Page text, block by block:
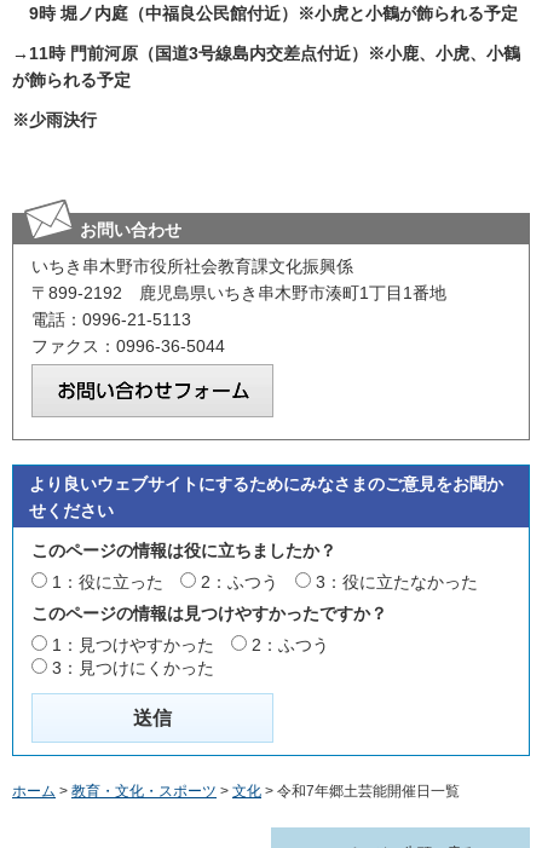
9時 堀ノ内庭（中福良公民館付近）※小虎と小鶴が飾られる予定
→11時 門前河原（国道3号線島内交差点付近）※小鹿、小虎、小鶴
が飾られる予定
※少雨決行
お問い合わせ
いちき串木野市役所社会教育課文化振興係
〒899-2192 鹿児島県いちき串木野市湊町1丁目1番地
電話：0996-21-5113
ファクス：0996-36-5044
より良いウェブサイトにするためにみなさまのご意見をお聞か
せください
このページの情報は役に立ちましたか？
1：役に立った
2：ふつう
3：役に立たなかった
このページの情報は見つけやすかったですか？
1：見つけやすかった
2：ふつう
3：見つけにくかった
ホーム > 教育・文化・スポーツ > 文化 > 令和7年郷土芸能開催日一覧